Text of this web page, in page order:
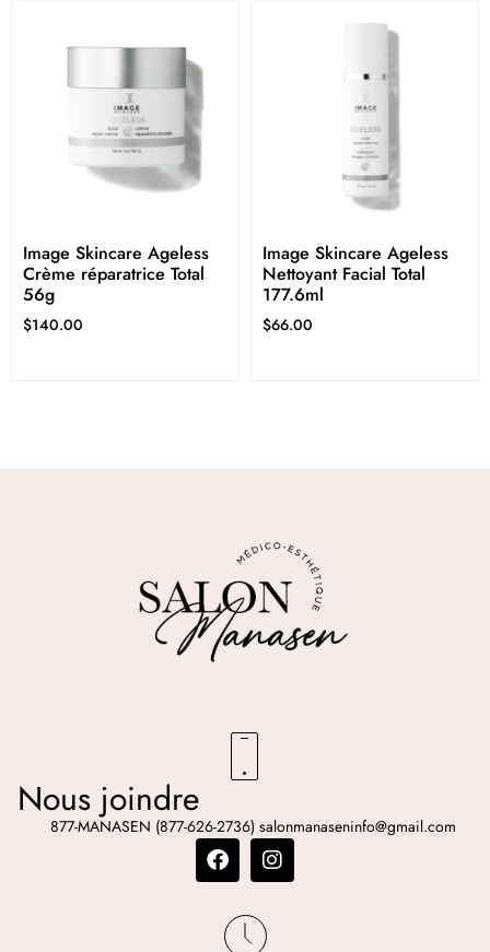
Image Skincare Ageless
Crème réparatrice Total
56g
$140.00
Image Skincare Ageless
Nettoyant Facial Total
177.6ml
$66.00
Nous joindre
877-MANASEN (877-626-2736) salonmanaseninfo@gmail.com